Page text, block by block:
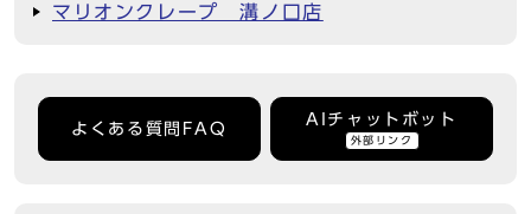
マリオンクレープ 溝ノ口店
よくある質問FAQ
AIチャットボット
外部リンク